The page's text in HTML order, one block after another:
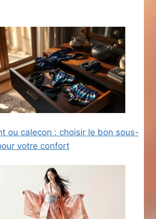
ou caleçon : choisir le bon sous-
votre confort